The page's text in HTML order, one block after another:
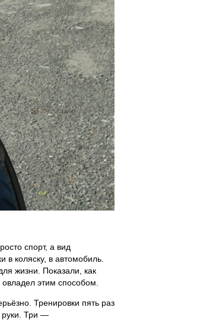
спорт, а вид
в коляску, в автомобиль.
жизни. Показали, как
этим способом.
Тренировки пять раз
руки. Три —